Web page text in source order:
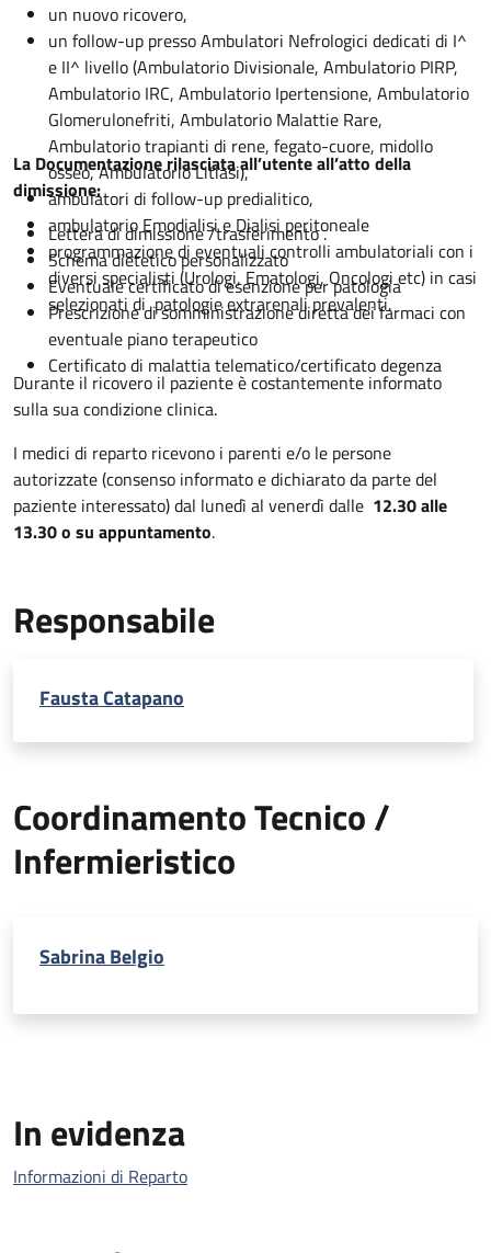
un nuovo ricovero,
un follow-up presso Ambulatori Nefrologici dedicati di I^
e II^ livello (Ambulatorio Divisionale, Ambulatorio PIRP,
Ambulatorio IRC, Ambulatorio Ipertensione, Ambulatorio
Glomerulonefriti, Ambulatorio Malattie Rare,
Ambulatorio trapianti di rene, fegato-cuore, midollo
osseo, Ambulatorio Litiasi),
ambulatori di follow-up predialitico,
ambulatorio Emodialisi e Dialisi peritoneale
programmazione di eventuali controlli ambulatoriali con i
diversi specialisti (Urologi, Ematologi, Oncologi etc) in casi
selezionati di patologie extrarenali prevalenti.
La Documentazione rilasciata all’utente all’atto della
dimissione:
Lettera di dimissione /trasferimento .
Schema dietetico personalizzato
Eventuale certificato di esenzione per patologia
Prescrizione di somministrazione diretta dei farmaci con
eventuale piano terapeutico
Certificato di malattia telematico/certificato degenza
Durante il ricovero il paziente è costantemente informato
sulla sua condizione clinica.
I medici di reparto ricevono i parenti e/o le persone
autorizzate (consenso informato e dichiarato da parte del
paziente interessato) dal lunedì al venerdì dalle 12.30 alle
13.30 o su appuntamento.
Responsabile
Fausta Catapano
Coordinamento Tecnico /
Infermieristico
Sabrina Belgio
In evidenza
Informazioni di Reparto